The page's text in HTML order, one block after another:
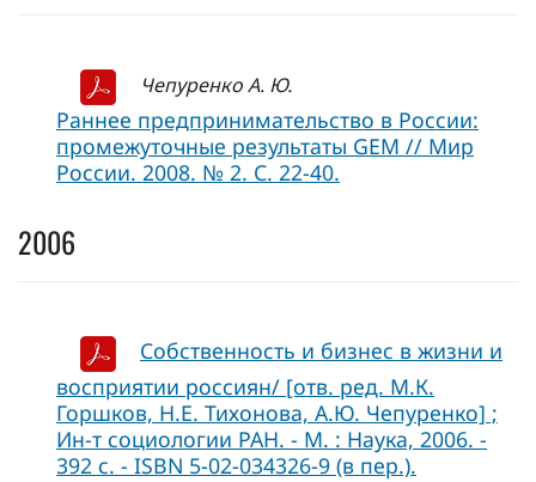
Чепуренко А. Ю.
Раннее предпринимательство в России:
промежуточные результаты GEM // Мир
России. 2008. № 2. С. 22-40.
2006
Собственность и бизнес в жизни и
восприятии россиян/ [отв. ред. М.К.
Горшков, Н.Е. Тихонова, А.Ю. Чепуренко] ;
Ин-т социологии РАН. - М. : Наука, 2006. -
392 с. - ISBN 5-02-034326-9 (в пер.).